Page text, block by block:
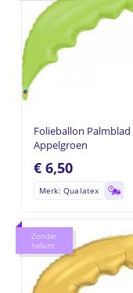
Folieballon Palmblad
Appelgroen
€6,50
Merk: Qualatex
Zonder
helium